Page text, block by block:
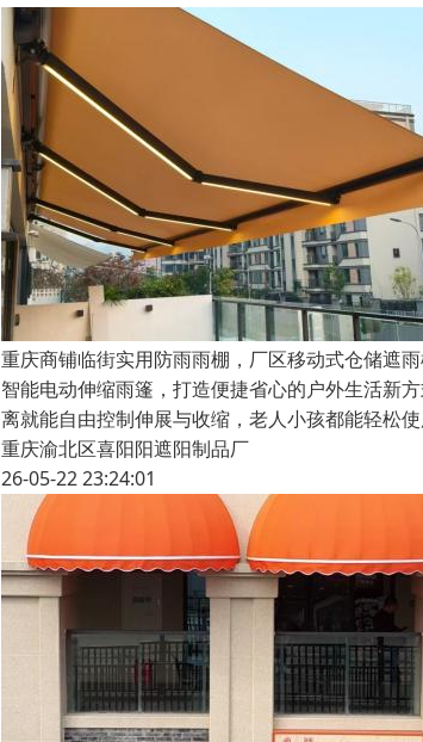
重庆商铺临街实用防雨雨棚，厂区移动式仓储遮
智能电动伸缩雨篷，打造便捷省心的户外生活新
离就能自由控制伸展与收缩，老人小孩都能轻松
重庆渝北区喜阳阳遮阳制品厂
26-05-22 23:24:01